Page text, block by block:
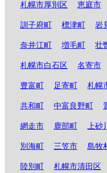
札幌市厚別区 恵庭市
訓子府町 標津町 岩
奈井江町 増毛町 壮
札幌市白石区 名寄市
豊富町 足寄町 札幌
共和町 中富良野町
網走市 鹿部町 上砂
別海町 三笠市 島牧
陸別町 札幌市清田区